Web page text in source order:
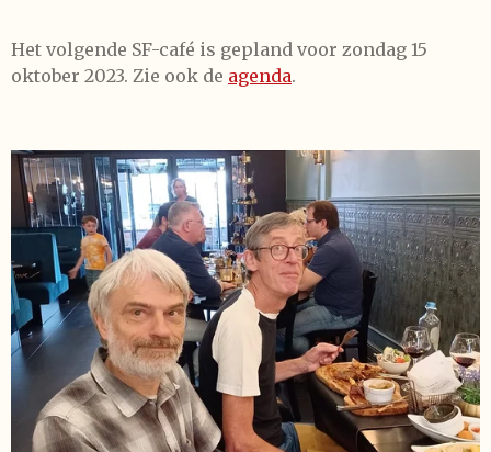
Het volgende SF-café is gepland voor zondag 15
oktober 2023. Zie ook de agenda.